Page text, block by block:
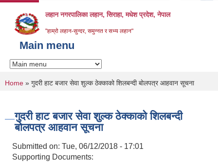
लहान नगरपालिका लहान, सिराहा, मधेश प्रदेश, नेपाल
"हाम्रो लहान-सुन्दर, समुन्नत र सभ्य लहान"
Main menu
You are here
Home » गुदरी हाट बजार सेवा शुल्क ठेक्काको शिलबन्दी बोलपत्र आहवान सूचना
गुदरी हाट बजार सेवा शुल्क ठेक्काको शिलबन्दी
बोलपत्र आहवान सूचना
Submitted on: Tue, 06/12/2018 - 17:01
Supporting Documents: